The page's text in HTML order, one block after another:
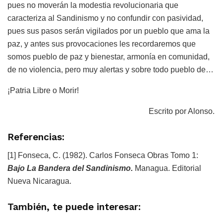
pues no moverán la modestia revolucionaria que
caracteriza al Sandinismo y no confundir con pasividad,
pues sus pasos serán vigilados por un pueblo que ama la
paz, y antes sus provocaciones les recordaremos que
somos pueblo de paz y bienestar, armonía en comunidad,
de no violencia, pero muy alertas y sobre todo pueblo de…
¡Patria Libre o Morir!
Escrito por Alonso.
Referencias:
[1] Fonseca, C. (1982). Carlos Fonseca Obras Tomo 1:
Bajo La Bandera del Sandinismo. Managua. Editorial
Nueva Nicaragua.
También, te puede interesar: